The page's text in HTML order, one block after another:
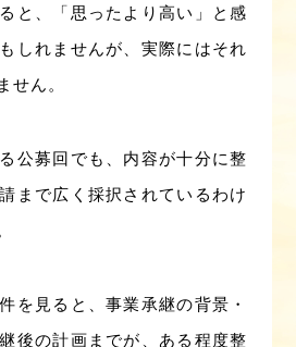
と、「思ったより高い」と感
しれませんが、実際にはそれ
せん。
公募回でも、内容が十分に整
まで広く採択されているわけ
を見ると、事業承継の背景・
後の計画までが、ある程度整